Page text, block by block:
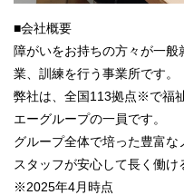
■会社概要
障がいをお持ちの方々が一
業、訓練を行う事業所です。
弊社は、全国113拠点※で福
エーグループの一員です。
グループ全体で培った豊富な
スタッフが安心して長く働け
※2025年4月時点